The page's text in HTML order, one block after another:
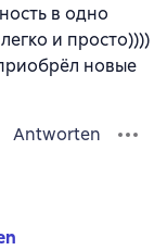
в одно
и просто))))
новые
Antworten